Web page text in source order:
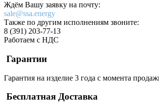
Ждём Вашу заявку на почту:
sale@ssa.energy
Также по другим исполнениям звоните:
8 (391) 203-77-13
Работаем с НДС
Гарантии
Гарантия на изделие 3 года с момента
Бесплатная Доставка